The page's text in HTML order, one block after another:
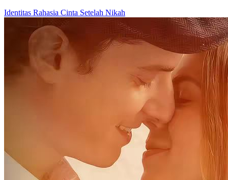
Identitas Rahasia Cinta Setelah Nikah